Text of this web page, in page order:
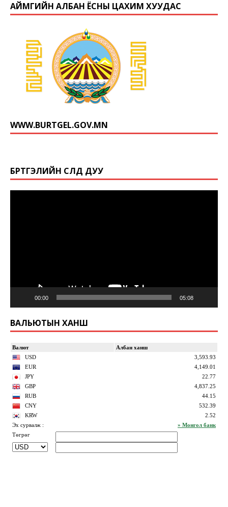
АЙМГИЙН АЛБАН ЁСНЫ ЦАХИМ ХУУДАС
WWW.BURTGEL.GOV.MN
БҮРТГЭЛИЙН СҮЛД ДУУ
00:00 05:08
ВАЛЬЮТЫН ХАНШ